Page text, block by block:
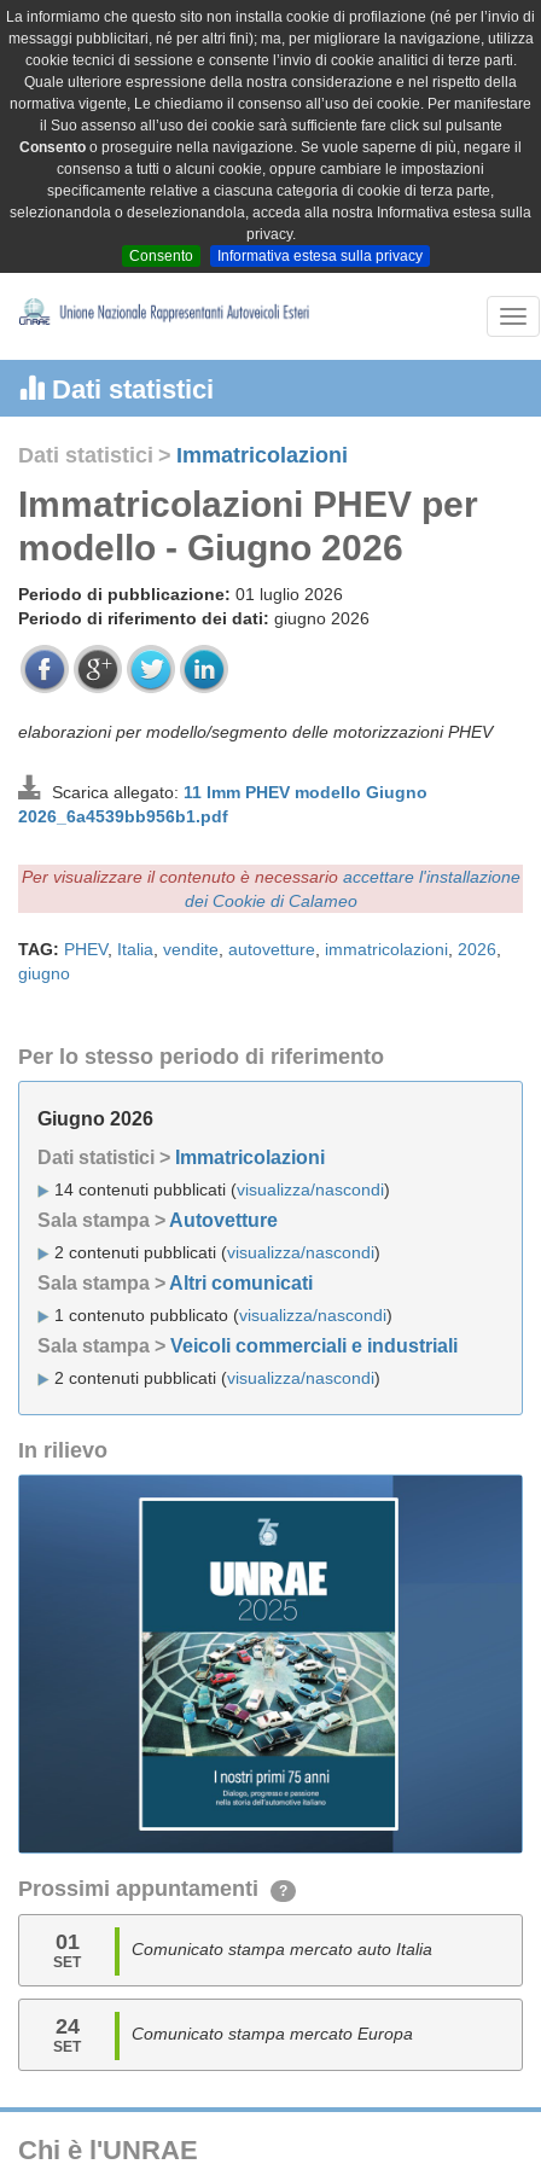
La informiamo che questo sito non installa cookie di profilazione (né per l’invio di
messaggi pubblicitari, né per altri fini); ma, per migliorare la navigazione, utilizza
cookie tecnici di sessione e consente l’invio di cookie analitici di terze parti.
Quale ulteriore espressione della nostra considerazione e nel rispetto della
normativa vigente, Le chiediamo il consenso all’uso dei cookie. Per manifestare
il Suo assenso all’uso dei cookie sarà sufficiente fare click sul pulsante
Consento o proseguire nella navigazione. Se vuole saperne di più, negare il
consenso a tutti o alcuni cookie, oppure cambiare le impostazioni
specificamente relative a ciascuna categoria di cookie di terza parte,
selezionandola o deselezionandola, acceda alla nostra Informativa estesa sulla
privacy.
Consento
Informativa estesa sulla privacy
Dati statistici
Dati statistici > Immatricolazioni
Immatricolazioni PHEV per
modello - Giugno 2026
Periodo di pubblicazione: 01 luglio 2026
Periodo di riferimento dei dati: giugno 2026
elaborazioni per modello/segmento delle motorizzazioni PHEV
Scarica allegato: 11 Imm PHEV modello Giugno
2026_6a4539bb956b1.pdf
Per visualizzare il contenuto è necessario accettare l'installazione
dei Cookie di Calameo
TAG: PHEV, Italia vendite autovetture immatricolazioni 2026
giugno
Per lo stesso periodo di riferimento
Giugno 2026
Dati statistici > Immatricolazioni
14 contenuti pubblicati (visualizza/nascondi)
Sala stampa > Autovetture
2 contenuti pubblicati (visualizza/nascondi)
Sala stampa > Altri comunicati
1 contenuto pubblicato (visualizza/nascondi)
Sala stampa > Veicoli commerciali e industriali
2 contenuti pubblicati (visualizza/nascondi)
In rilievo
Prossimi appuntamenti ?
01
SET
Comunicato stampa mercato auto Italia
24
SET
Comunicato stampa mercato Europa
Chi è l'UNRAE